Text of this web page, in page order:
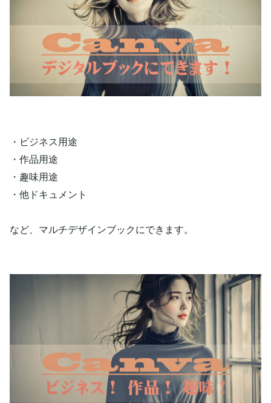
・ビジネス用途
・作品用途
・趣味用途
・他ドキュメント
など、マルチデザインブックにできます。